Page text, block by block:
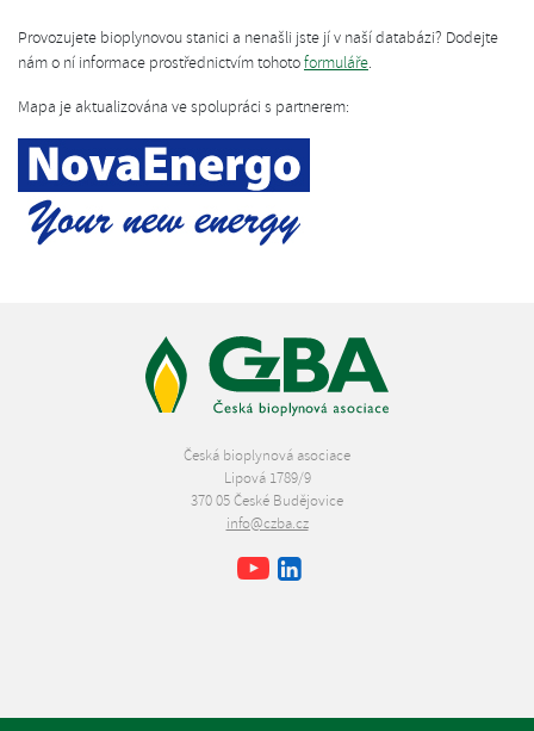
Provozujete bioplynovou stanici a nenašli jste jí v naší databázi? Dodejte
nám o ní informace prostřednictvím tohotoformuláře.
Mapa je aktualizována ve spolupráci s partnerem:
Česká bioplynová asociace
Lipová 1789/9
370 05 České Budějovice
info@czba.cz
Facebook
Youtube